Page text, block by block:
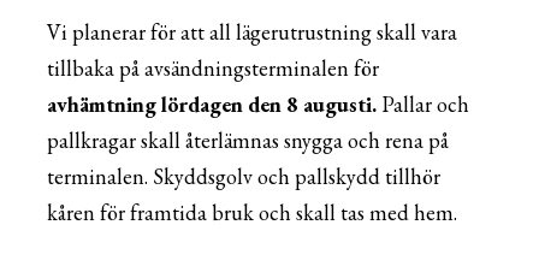
Vi planerar för att all lägerutrustning skall vara
tillbaka på avsändningsterminalen för
avhämtning lördagen den 8 augusti. Pallar och
pallkragar skall återlämnas snygga och rena på
terminalen. Skyddsgolv och pallskydd tillhör
kåren för framtida bruk och skall tas med hem.